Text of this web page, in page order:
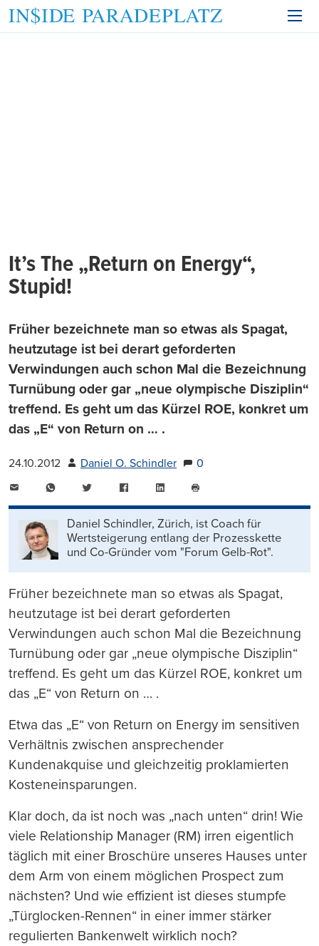
It’s The „Return on Energy“,
Stupid!
Früher bezeichnete man so etwas als Spagat,
heutzutage ist bei derart geforderten
Verwindungen auch schon Mal die Bezeichnung
Turnübung oder gar „neue olympische Disziplin“
treffend. Es geht um das Kürzel ROE, konkret um
das „E“ von Return on … .
24.10.2012 Daniel O. Schindler
0
WhatsAppTwitter FacebookLinkedIn
drucken
Daniel Schindler, Zürich, ist Coach für
Wertsteigerung entlang der Prozesskette
und Co-Gründer vom "Forum Gelb-Rot".
Früher bezeichnete man so etwas als Spagat,
heutzutage ist bei derart geforderten
Verwindungen auch schon Mal die Bezeichnung
Turnübung oder gar „neue olympische Disziplin“
treffend. Es geht um das Kürzel ROE, konkret um
das „E“ von Return on … .
Etwa das „E“ von Return on Energy im sensitiven
Verhältnis zwischen ansprechender
Kundenakquise und gleichzeitig proklamierten
Kosteneinsparungen.
Klar doch, da ist noch was „nach unten“ drin! Wie
viele Relationship Manager (RM) irren eigentlich
täglich mit einer Broschüre unseres Hauses unter
dem Arm von einem möglichen Prospect zum
nächsten? Und wie effizient ist dieses stumpfe
„Türglocken-Rennen“ in einer immer stärker
regulierten Bankenwelt wirklich noch?